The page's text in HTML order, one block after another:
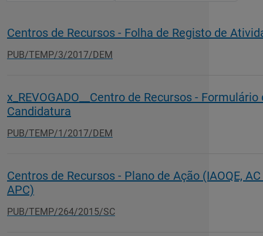
Centros de Recursos - Folha de Registo de
PUB/TEMP/3/2017/DEM
x_REVOGADO__Centro de Recursos - Formulário
Candidatura
PUB/TEMP/1/2017/DEM
Centros de Recursos - Plano de Ação (IAOQE,
APC)
PUB/TEMP/264/2015/SC